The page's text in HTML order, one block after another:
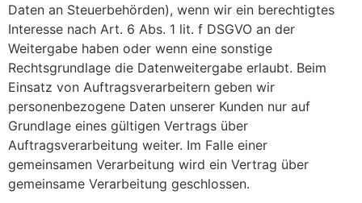
Daten an Steuerbehörden), wenn wir ein berechtigtes
Interesse nach Art. 6 Abs. 1 lit. f DSGVO an der
Weitergabe haben oder wenn eine sonstige
Rechtsgrundlage die Datenweitergabe erlaubt. Beim
Einsatz von Auftragsverarbeitern geben wir
personenbezogene Daten unserer Kunden nur auf
Grundlage eines gültigen Vertrags über
Auftragsverarbeitung weiter. Im Falle einer
gemeinsamen Verarbeitung wird ein Vertrag über
gemeinsame Verarbeitung geschlossen.